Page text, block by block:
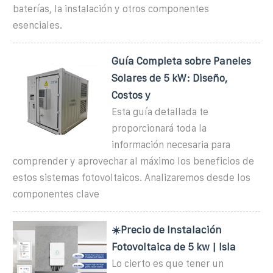
baterías, la instalación y otros componentes
esenciales.
Guía Completa sobre Paneles
Solares de 5 kW: Diseño,
Costos y
Esta guía detallada te
proporcionará toda la
información necesaria para
comprender y aprovechar al máximo los beneficios de
estos sistemas fotovoltaicos. Analizaremos desde los
componentes clave
☀️Precio de Instalación
Fotovoltaica de 5 kw | Isla
Lo cierto es que tener un